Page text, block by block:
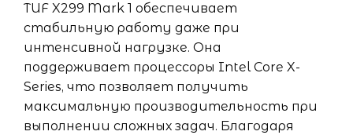
TUF X299 Mark 1 обеспечивает
стабильную работу даже при
интенсивной нагрузке. Она
поддерживает процессоры Intel Core X-
Series, что позволяет получить
максимальную производительность при
выполнении сложных задач. Благодаря